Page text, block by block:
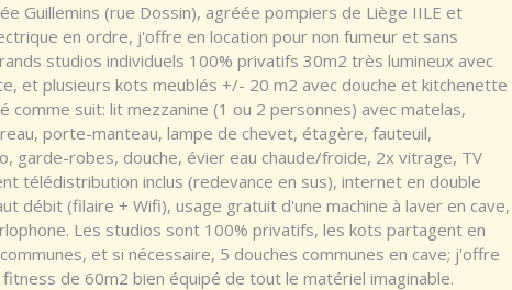
Guillemins (rue Dossin), agréée pompiers de Liège IILE et
en ordre, j'offre en location pour non fumeur et sans
studios individuels 100% privatifs 30m2 très lumineux avec
et plusieurs kots meublés +/- 20 m2 avec douche et kitchenette
comme suit: lit mezzanine (1 ou 2 personnes) avec matelas,
porte-manteau, lampe de chevet, étagère, fauteuil,
garde-robes, douche, évier eau chaude/froide, 2x vitrage, TV
télédistribution inclus (redevance en sus), internet en double
débit (filaire + Wifi), usage gratuit d'une machine à laver en cave,
Les studios sont 100% privatifs, les kots partagent en
et si nécessaire, 5 douches communes en cave; j'offre
de 60m2 bien équipé de tout le matériel imaginable.